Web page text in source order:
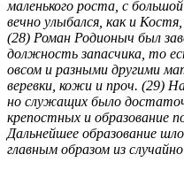
маленького роста, с
вечно улыбался, как и
(28) Роман Родионыч был
должность запасчика, то
овсом и разными другими
веревки, кожи и проч. (29)
но служащих было
крепостных и образование
Дальнейшее образование
главным образом из